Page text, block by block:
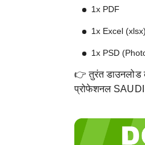
1x PDF
1x Excel (xlsx)
1x PSD
👉 तुरंत डाउनलोड
प्रोफेशनल